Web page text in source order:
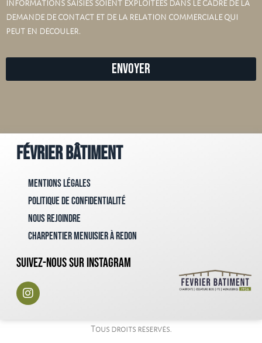
informations saisies soient exploitées dans le cadre de la
demande de contact et de la relation commerciale qui
peut en découler.
Envoyer
Février Bâtiment
Mentions Légales
Politique de confidentialité
Nous rejoindre
Charpentier menuisier à Redon
Suivez-nous sur instagram
Tous droits réservés.